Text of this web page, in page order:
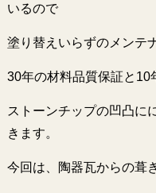
いるので
塗り替えいらずのメンテ
30年の材料品質保証と10
ストーンチップの凹凸に
きます。
今回は、陶器瓦からの葺